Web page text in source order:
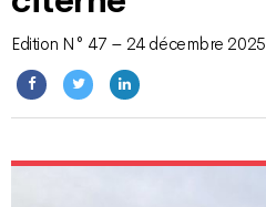
Edition N° 47 – 24 décembre 2025